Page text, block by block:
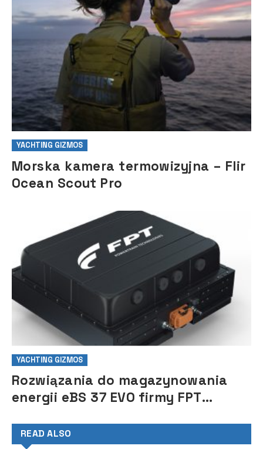
YACHTING GIZMOS
Morska kamera termowizyjna – Flir
Ocean Scout Pro
YACHTING GIZMOS
Rozwiązania do magazynowania
energii eBS 37 EVO firmy FPT
READ ALSO